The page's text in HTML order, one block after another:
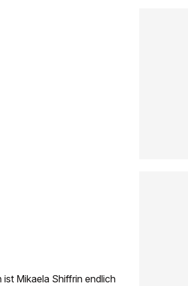
Mikaela Shiffrin endlich